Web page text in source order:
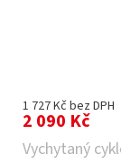
1 727 Kč bez DPH
2 090 Kč
Vychytaný